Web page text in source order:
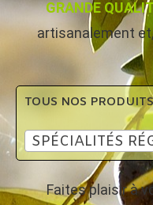
GRANDE
artisanalement
TOUS NOS
SPÉCIALITÉS
Faites plaisir à